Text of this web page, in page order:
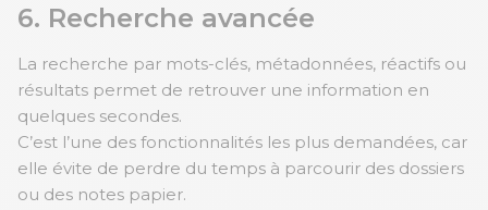
6. Recherche avancée
La recherche par mots-clés, métadonnées, réactifs ou
résultats permet de retrouver une information en
quelques secondes.
C’est l’une des fonctionnalités les plus demandées, car
elle évite de perdre du temps à parcourir des dossiers
ou des notes papier.